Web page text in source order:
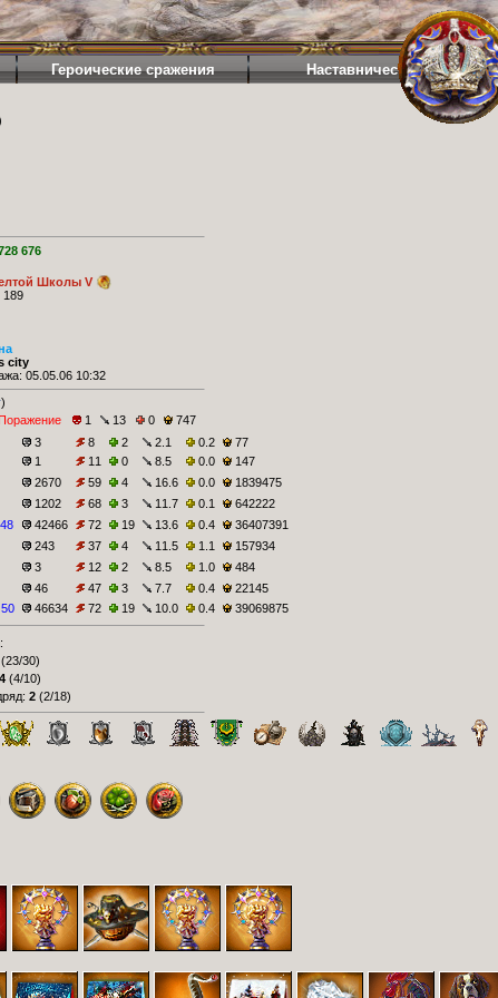
Героические сражения
Наставничество
676
Школы V
189
city
05.05.06 10:32
)
Поражение 1 13 0
747
3 8 2 2.1 0.2
77
1 11 0 8.5 0.0
147
2670 59 4 16.6 0.0
1839475
1202 68 3 11.7 0.1
642222
48 42466 72 19 13.6 0.4
36407391
243 37 4 11.5 1.1
157934
3 12 2 8.5 1.0
484
46 47 3 7.7 0.4
22145
50 46634 72 19 10.0 0.4 39069875
(23/30)
(4/10)
2 (2/18)